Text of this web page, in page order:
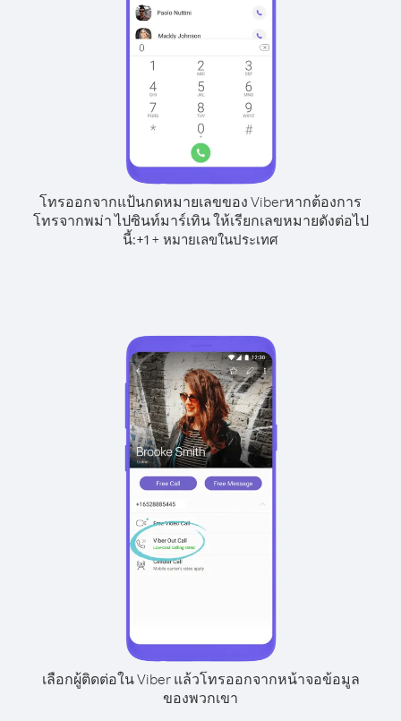
โทรออกจากแป้นกดหมายเลขของ Viberหากต้องการ
โทรจากพม่า ไปซินท์มาร์เทิน ให้เรียกเลขหมายดังต่อไป
นี้:+1 + หมายเลขในประเทศ
เลือกผู้ติดต่อใน Viber แล้วโทรออกจากหน้าจอข้อมูล
ของพวกเขา